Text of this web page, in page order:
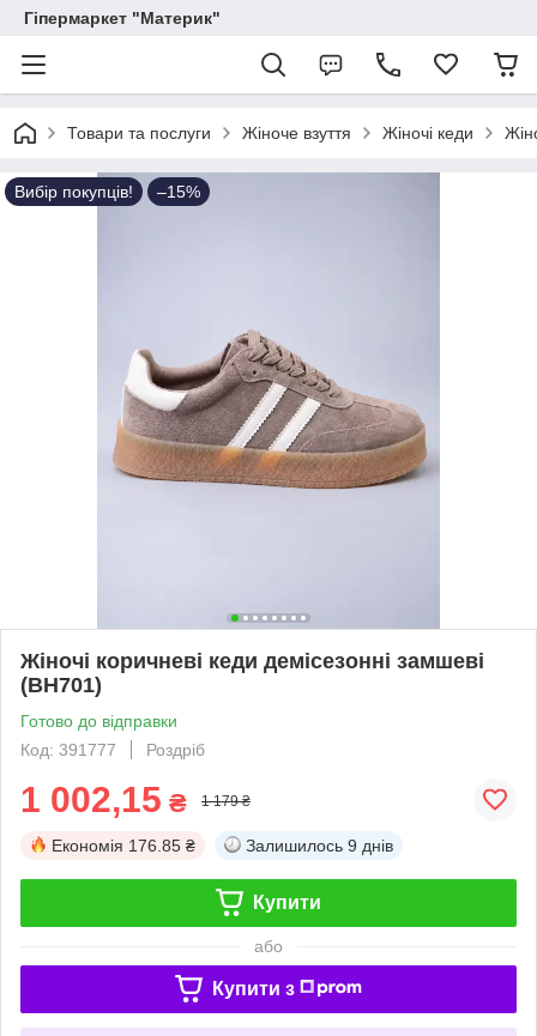
Гіпермаркет "Материк"
Товари та послуги Жіноче взуття Жіночі кеди
Вибір покупців! –15%
Жіночі коричневі кеди демісезонні замшеві
(BH701)
Готово до відправки
Код: 391777
Роздріб
1 002,15 ₴ 1 179 ₴
Економія 176.85 ₴ Залишилось 9 днів
Купити
або
Купити з